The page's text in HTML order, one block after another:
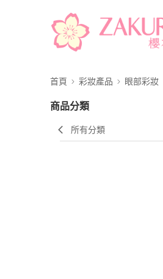
首頁 彩妝產品 眼部彩妝
商品分類
所有分類